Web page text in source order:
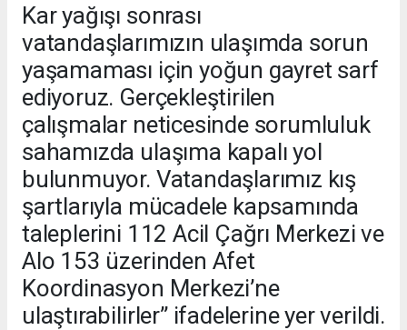
Kar yağışı sonrası
vatandaşlarımızın ulaşımda sorun
yaşamaması için yoğun gayret sarf
ediyoruz. Gerçekleştirilen
çalışmalar neticesinde sorumluluk
sahamızda ulaşıma kapalı yol
bulunmuyor. Vatandaşlarımız kış
şartlarıyla mücadele kapsamında
taleplerini 112 Acil Çağrı Merkezi ve
Alo 153 üzerinden Afet
Koordinasyon Merkezi’ne
ulaştırabilirler” ifadelerine yer verildi.